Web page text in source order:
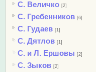
С. Величко [2]
С. Гребенников [6]
С. Гудаев [1]
С. Дятлов [1]
С. и Л. Ершовы [2]
С. Зыков [2]